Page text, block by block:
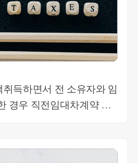
득하면서 전 소유자와 임
경우 직전임대차계약 해